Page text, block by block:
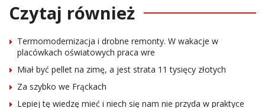
Czytaj również
Termomodernizacja i drobne remonty. W wakacje w
placówkach oświatowych praca wre
Miał być pellet na zimę, a jest strata 11 tysięcy złotych
Za szybko we Frąckach
Lepiej tę wiedzę mieć i niech się nam nie przyda w praktyce